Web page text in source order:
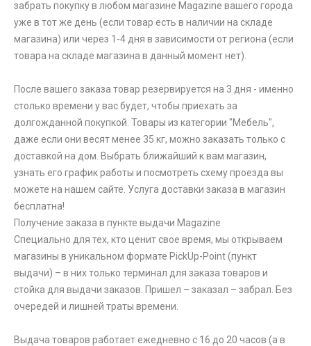
забрать покупку в любом магазине Magazine вашего города
уже в тот же день (если товар есть в наличии на складе
магазина) или через 1-4 дня в зависимости от региона (если
товара на складе магазина в данный момент нет).
После вашего заказа товар резервируется на 3 дня - именно
столько времени у вас будет, чтобы приехать за
долгожданной покупкой. Товары из категории "Мебель",
даже если они весят менее 35 кг, можно заказать только с
доставкой на дом. Выбрать ближайший к вам магазин,
узнать его график работы и посмотреть схему проезда вы
можете на нашем сайте. Услуга доставки заказа в магазин
бесплатна!
Получение заказа в пункте выдачи Magazine
Специально для тех, кто ценит свое время, мы открываем
магазины в уникальном формате PickUp-Point (пункт
выдачи) – в них только терминал для заказа товаров и
стойка для выдачи заказов. Пришел – заказал – забрал. Без
очередей и лишней траты времени.
Выдача товаров работает ежедневно с 16 до 20 часов (а в